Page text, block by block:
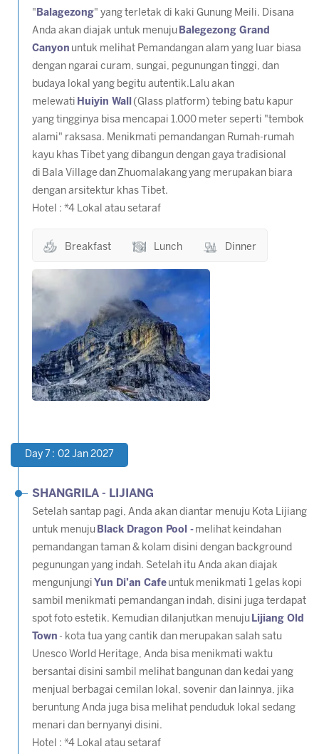
" Balagezong" yang terletak di kaki Gunung Meili. Disana
Anda akan diajak untuk menuju Balegezong Grand
Canyon untuk melihat Pemandangan alam yang luar biasa
dengan ngarai curam, sungai, pegunungan tinggi, dan
budaya lokal yang begitu autentik.Lalu akan
melewati Huiyin Wall
(Glass platform) tebing batu kapur
yang tingginya bisa mencapai 1.000 meter seperti "tembok
alami" raksasa. Menikmati pemandangan Rumah-rumah
kayu khas Tibet yang dibangun dengan gaya tradisional
di Bala Village dan Zhuomalakang yang merupakan biara
dengan arsitektur khas Tibet.
Hotel : *4 Lokal atau setaraf
Breakfast Lunch Dinner
Day 7 : 02 Jan 2027
SHANGRILA - LIJIANG
Setelah santap pagi, Anda akan diantar menuju Kota Lijiang
untuk menuju Black Dragon Pool - melihat keindahan
pemandangan taman & kolam disini dengan background
pegunungan yang indah. Setelah itu Anda akan diajak
mengunjungi Yun Di’an Cafe untuk menikmati 1 gelas kopi
sambil menikmati pemandangan indah, disini juga terdapat
spot foto estetik. Kemudian dilanjutkan menuju Lijiang Old
Town - kota tua yang cantik dan merupakan salah satu
Unesco World Heritage, Anda bisa menikmati waktu
bersantai disini sambil melihat bangunan dan kedai yang
menjual berbagai cemilan lokal, sovenir dan lainnya, jika
beruntung Anda juga bisa melihat penduduk lokal sedang
menari dan bernyanyi disini.
Hotel : *4 Lokal atau setaraf